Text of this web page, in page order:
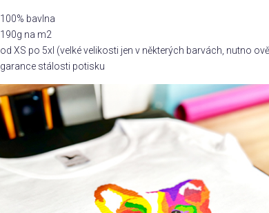
100% bavlna
190g na m2
od XS po 5xl (velké velikosti jen v některých barvách, nutno
garance stálosti potisku